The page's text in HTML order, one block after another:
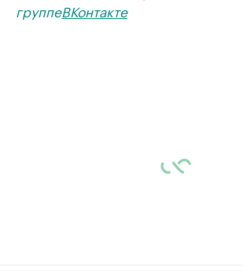
группеВКонтакте